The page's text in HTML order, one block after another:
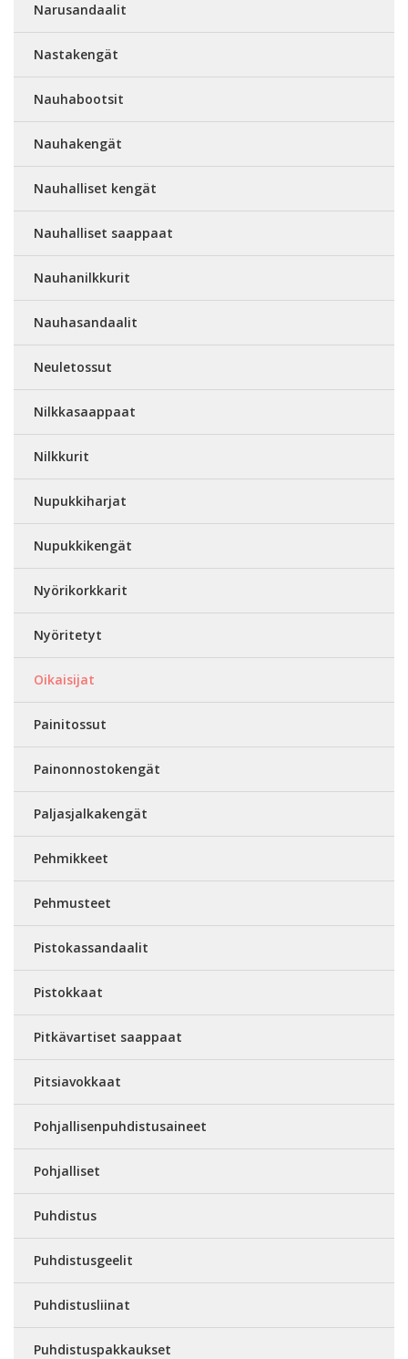
Narusandaalit
Nastakengät
Nauhabootsit
Nauhakengät
Nauhalliset kengät
Nauhalliset saappaat
Nauhanilkkurit
Nauhasandaalit
Neuletossut
Nilkkasaappaat
Nilkkurit
Nupukkiharjat
Nupukkikengät
Nyörikorkkarit
Nyöritetyt
Oikaisijat
Painitossut
Painonnostokengät
Paljasjalkakengät
Pehmikkeet
Pehmusteet
Pistokassandaalit
Pistokkaat
Pitkävartiset saappaat
Pitsiavokkaat
Pohjallisenpuhdistusaineet
Pohjalliset
Puhdistus
Puhdistusgeelit
Puhdistusliinat
Puhdistuspakkaukset